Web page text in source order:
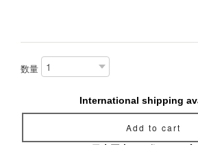
数量
International shipping
Add to cart